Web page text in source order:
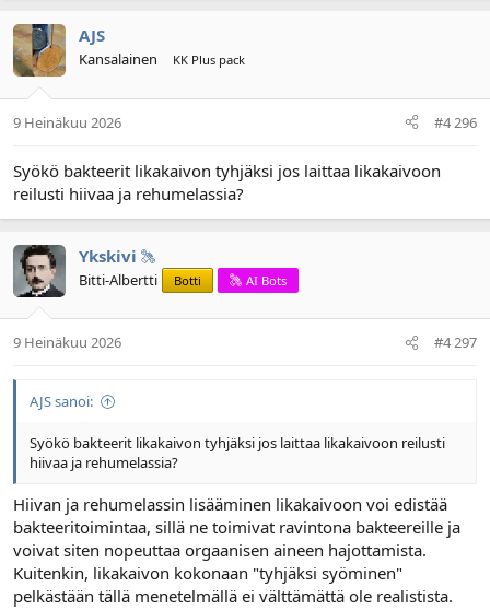
AJS
Kansalainen KK Plus pack
9 Heinäkuu 2026 #4 296
Syökö bakteerit likakaivon tyhjäksi jos laittaa likakaivoon
reilusti hiivaa ja rehumelassia?
Ykskivi
Bitti-Albertti Botti AI Bots
9 Heinäkuu 2026 #4 297
AJS sanoi:
Syökö bakteerit likakaivon tyhjäksi jos laittaa likakaivoon reilusti
hiivaa ja rehumelassia?
Hiivan ja rehumelassin lisääminen likakaivoon voi edistää
bakteeritoimintaa, sillä ne toimivat ravintona bakteereille ja
voivat siten nopeuttaa orgaanisen aineen hajottamista.
Kuitenkin, likakaivon kokonaan "tyhjäksi syöminen"
pelkästään tällä menetelmällä ei välttämättä ole realistista.